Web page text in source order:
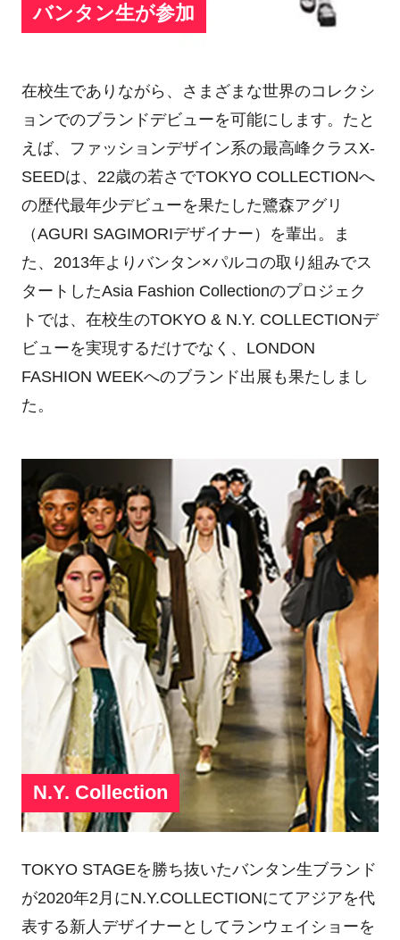
バンタン生が参加
在校生でありながら、さまざまな世界のコレクシ
ョンでのブランドデビューを可能にします。たと
えば、ファッションデザイン系の最高峰クラスX-
SEEDは、22歳の若さでTOKYO COLLECTIONへ
の歴代最年少デビューを果たした鷺森アグリ
（AGURI SAGIMORIデザイナー）を輩出。ま
た、2013年よりバンタン×パルコの取り組みでス
タートしたAsia Fashion Collectionのプロジェク
トでは、在校生のTOKYO & N.Y. COLLECTIONデ
ビューを実現するだけでなく、LONDON
FASHION WEEKへのブランド出展も果たしまし
た。
N.Y. Collection
TOKYO STAGEを勝ち抜いたバンタン生ブランド
が2020年2月にN.Y.COLLECTIONにてアジアを代
表する新人デザイナーとしてランウェイショーを